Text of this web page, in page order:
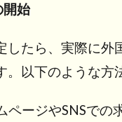
開始
したら、実際に外
。以下のような方
ページやSNSでの